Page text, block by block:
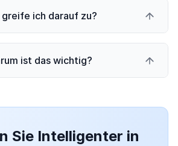
greife ich darauf zu?
ist das wichtig?
Sie Intelligenter in